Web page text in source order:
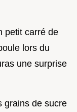
petit carré de
lors du
une surprise
grains de sucre